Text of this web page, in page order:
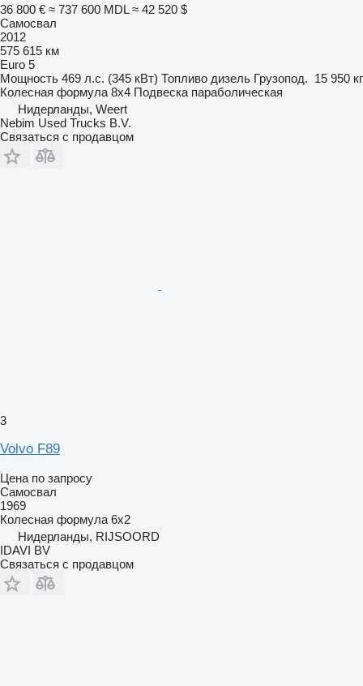
36 800 € ≈ 737 600 MDL ≈ 42 520 $
Самосвал
2012
575 615 км
Euro 5
Мощность 469 л.с. (345 кВт) Топливо дизель Грузопод. 15 950 кг
Колесная формула 8x4 Подвеска параболическая
Нидерланды, Weert
Nebim Used Trucks B.V.
Связаться с продавцом
3
Volvo F89
Цена по запросу
Самосвал
1969
Колесная формула 6x2
Нидерланды, RIJSOORD
IDAVI BV
Связаться с продавцом